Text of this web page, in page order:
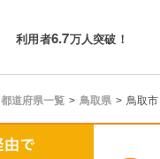
利用者6.7万人突破！
都道府県一覧 鳥取県 鳥取市